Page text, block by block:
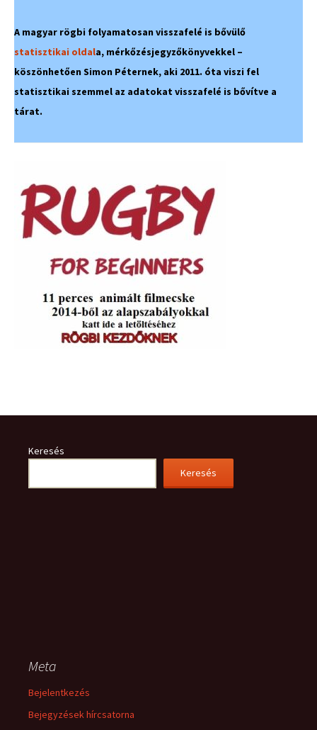
A magyar rögbi folyamatosan visszafelé is bővülő
statisztikai oldala, mérkőzésjegyzőkönyvekkel –
köszönhetően Simon Péternek, aki 2011. óta viszi fel
statisztikai szemmel az adatokat visszafelé is bővítve a
tárat.
Keresés
Keresés
Meta
Bejelentkezés
Bejegyzések hírcsatorna